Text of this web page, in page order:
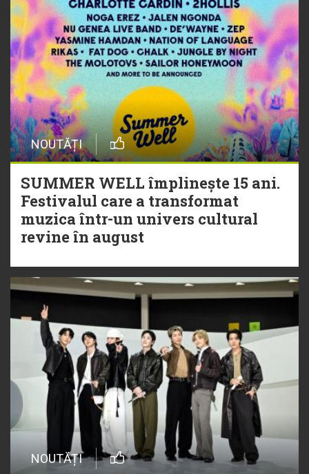
NOUTĂȚI
SUMMER WELL împlinește 15 ani.
Festivalul care a transformat
muzica într-un univers cultural
revine în august
NOUTĂȚI